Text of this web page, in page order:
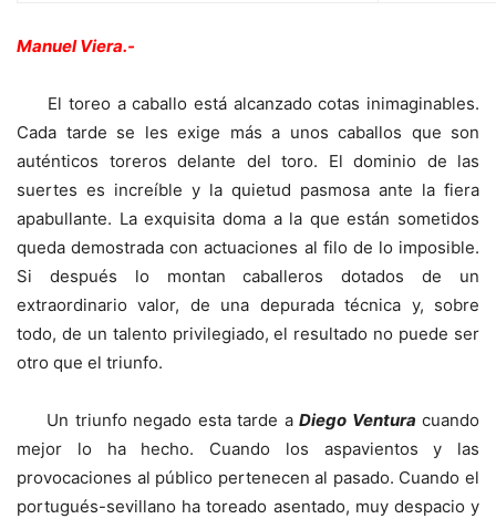
Manuel Viera.-
El toreo a caballo está alcanzado cotas inimaginables.
Cada tarde se les exige más a unos caballos que son
auténticos toreros delante del toro. El dominio de las
suertes es increíble y la quietud pasmosa ante la fiera
apabullante. La exquisita doma a la que están sometidos
queda demostrada con actuaciones al filo de lo imposible.
Si después lo montan caballeros dotados de un
extraordinario valor, de una depurada técnica y, sobre
todo, de un talento privilegiado, el resultado no puede ser
otro que el triunfo.
Un triunfo negado esta tarde aDiego Ventura cuando
mejor lo ha hecho. Cuando los aspavientos y las
provocaciones al público pertenecen al pasado. Cuando el
portugués-sevillano ha toreado asentado, muy despacio y